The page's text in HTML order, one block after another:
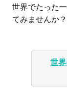
世界でたった
てみませんか？
世